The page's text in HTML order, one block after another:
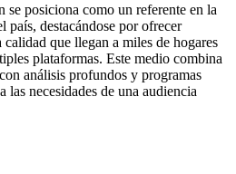
posiciona como un referente en la
destacándose por ofrecer
que llegan a miles de hogares
plataformas. Este medio combina
análisis profundos y programas
las necesidades de una audiencia